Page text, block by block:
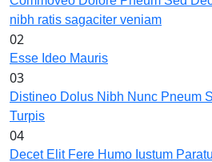
nibh ratis sagaciter veniam
02
Esse Ideo Mauris
03
Distineo Dolus Nibh Nunc Pneum
Turpis
04
Decet Elit Fere Humo Iustum